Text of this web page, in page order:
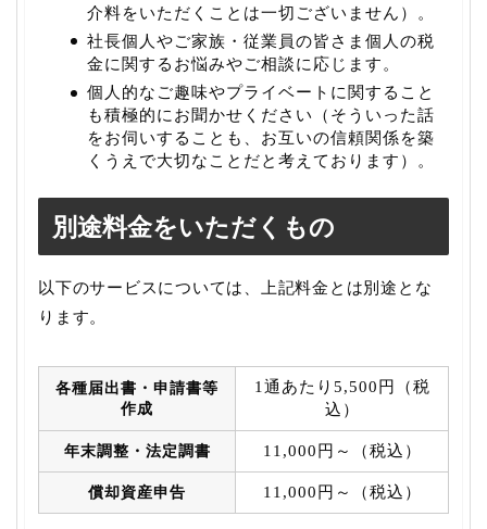
介料をいただくことは一切ございません）。
社長個人やご家族・従業員の皆さま個人の税
金に関するお悩みやご相談に応じます。
個人的なご趣味やプライベートに関すること
も積極的にお聞かせください（そういった話
をお伺いすることも、お互いの信頼関係を築
くうえで大切なことだと考えております）。
別途料金をいただくもの
以下のサービスについては、上記料金とは別途とな
ります。
各種届出書・申請書等
作成
1通あたり5,500円（税
込）
年末調整・法定調書 11,000円～（税込）
償却資産申告 11,000円～（税込）